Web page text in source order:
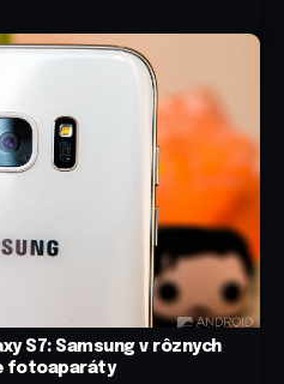
S7: Samsung v rôznych
fotoaparáty